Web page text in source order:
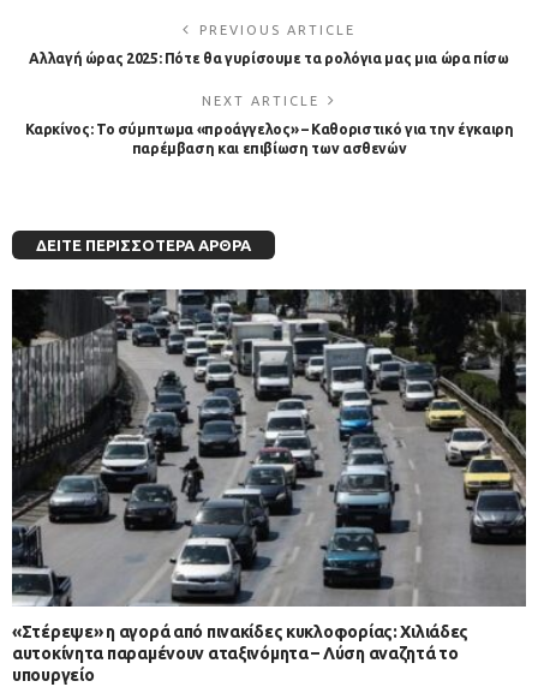
PREVIOUS ARTICLE
Αλλαγή ώρας 2025: Πότε θα γυρίσουμε τα ρολόγια μας μια ώρα πίσω
NEXT ARTICLE
Καρκίνος: Το σύμπτωμα «προάγγελος» – Καθοριστικό για την έγκαιρη
παρέμβαση και επιβίωση των ασθενών
ΔΕΊΤΕ ΠΕΡΙΣΣΌΤΕΡΑ ΆΡΘΡΑ
«Στέρεψε» η αγορά από πινακίδες κυκλοφορίας: Χιλιάδες
αυτοκίνητα παραμένουν αταξινόμητα – Λύση αναζητά το
υπουργείο